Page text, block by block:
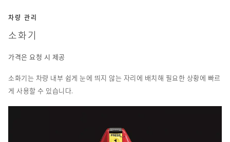
차량 관리
소화기
가격은 요청 시 제공
소화기는 차량 내부 쉽게 눈에 띄지 않는 자리에 배치해 필요한 상황에 빠르
게 사용할 수 있습니다.